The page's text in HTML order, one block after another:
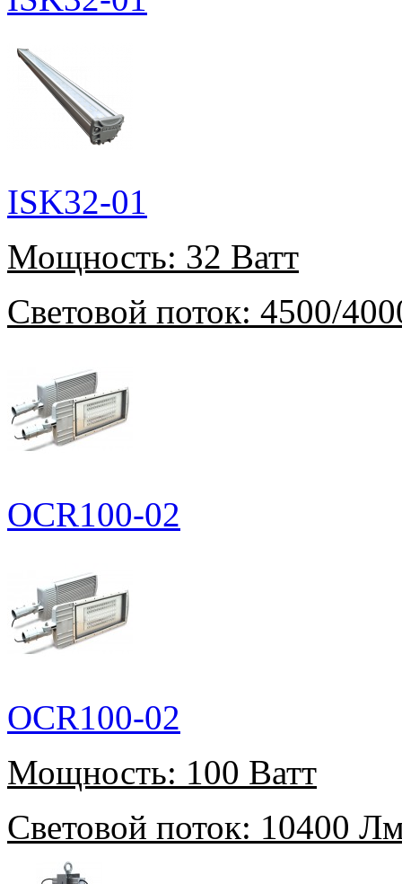
ISK32-01
Мощность: 32 Ватт
Световой поток: 4500/
OCR100-02
OCR100-02
Мощность: 100 Ватт
Световой поток: 10400